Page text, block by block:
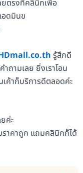
ยตรงที่คลินิกเพื่อ
อดมินข
รู้สึกดี
ถามเลย ยิ่งเราโอน
เค้าก็บริการดีตลอดค่ะ
ค่ะ
ราคาถูก แถมคลินิกก็ได้